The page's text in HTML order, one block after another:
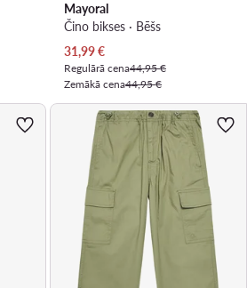
Mayoral
Čino bikses · Bēšs
Pašreizējā cena
31,99€
Regulārā cena44,95 €
Zemākā cena44,95 €